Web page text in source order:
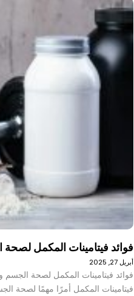
فوائد فيتامينات المكمل
أبريل 27, 2025
فوائد فيتامينات المكمل لصحة الجسم
فيتامينات المكمل أمرًا مهمًا لصحة